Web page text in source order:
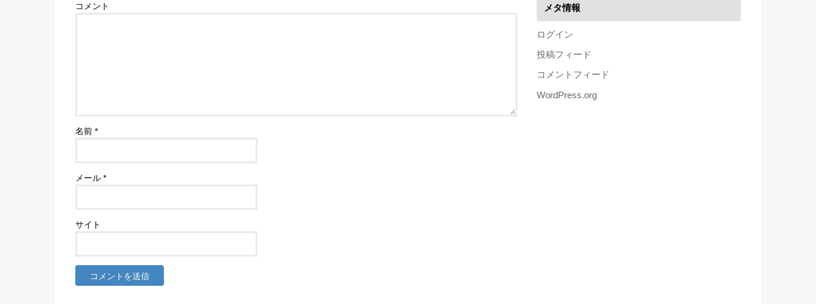
コメント
名前 *
メール *
サイト
メタ情報
ログイン
投稿フィード
コメントフィード
WordPress.org